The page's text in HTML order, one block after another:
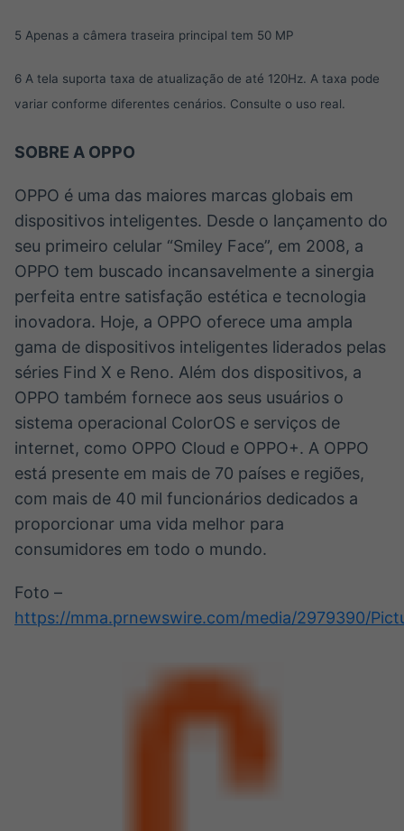
5 Apenas a câmera traseira principal tem 50 MP
6 A tela suporta taxa de atualização de até 120Hz. A taxa pode
variar conforme diferentes cenários. Consulte o uso real.
SOBRE A OPPO
OPPO é uma das maiores marcas globais em
dispositivos inteligentes. Desde o lançamento do
seu primeiro celular “Smiley Face”, em 2008, a
OPPO tem buscado incansavelmente a sinergia
perfeita entre satisfação estética e tecnologia
inovadora. Hoje, a OPPO oferece uma ampla
gama de dispositivos inteligentes liderados pelas
séries Find X e Reno. Além dos dispositivos, a
OPPO também fornece aos seus usuários o
sistema operacional ColorOS e serviços de
internet, como OPPO Cloud e OPPO+. A OPPO
está presente em mais de 70 países e regiões,
com mais de 40 mil funcionários dedicados a
proporcionar uma vida melhor para
consumidores em todo o mundo.
Foto –
https://mma.prnewswire.com/media/2979390/